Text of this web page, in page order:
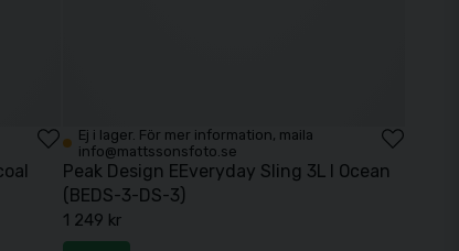
Ej i lager. För mer information, maila
info@mattssonsfoto.se
Peak Design EEveryday Sling 3L I Ocean
(BEDS-3-DS-3)
1 249 kr